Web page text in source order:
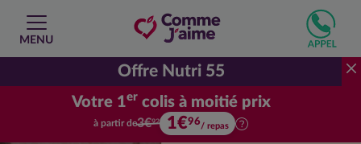
MENU
Offre Nutri 55
Votre 1er colis à moitié prix
Votre premier colis à moitié prix.
à partir de3€92 1€96/ repas